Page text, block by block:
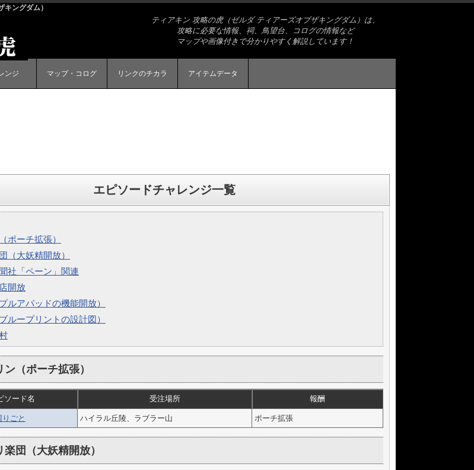
ングダム）
ティアキン 攻略の虎（ゼルダ ティアーズオブザキングダム）は、
攻略に必要な情報、祠、鳥望台、コログの情報など
マップや画像付きで分かりやすく解説しています！
ンジ マップ・コログ リンクのチカラ アイテムデータ
エピソードチャレンジ一覧
ポーチ拡張）
（大妖精開放）
社「ペーン」関連
開放
ルアパッドの機能開放）
ループリントの設計図）
（ポーチ拡張）
ソード名 受注場所 報酬
ごと ハイラル丘陵、ラブラー山 ポーチ拡張
楽団（大妖精開放）